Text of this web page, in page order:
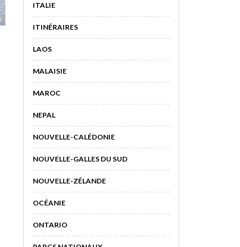
ITALIE
ITINÉRAIRES
LAOS
MALAISIE
MAROC
NEPAL
NOUVELLE-CALÉDONIE
NOUVELLE-GALLES DU SUD
NOUVELLE-ZÉLANDE
OCÉANIE
ONTARIO